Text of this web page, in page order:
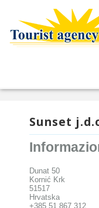
Sunset
Dunat 50
Kornić Krk
51517
Hrvatska
+385 51 867 312